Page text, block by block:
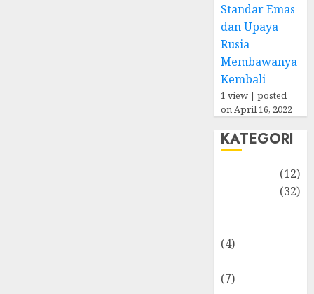
Standar Emas
dan Upaya
Rusia
Membawanya
Kembali
1 view |posted
on April 16, 2022
KATEGORI
(12)
(32)
(4)
(7)